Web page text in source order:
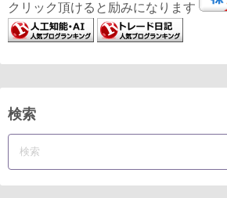
クリック頂けると励みになります
検索